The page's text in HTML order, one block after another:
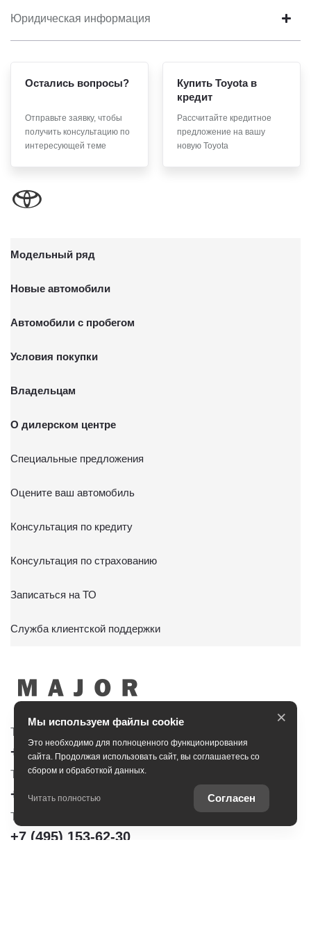
Юридическая информация
Остались вопросы?
Отправьте заявку, чтобы
получить консультацию по
интересующей теме
Купить Toyota в
кредит
Рассчитайте кредитное
предложение на вашу
новую Toyota
Модельный ряд
Новые автомобили
Автомобили с пробегом
Условия покупки
Владельцам
О дилерском центре
Специальные предложения
Оцените ваш автомобиль
Консультация по кредиту
Консультация по страхованию
Записаться на ТО
Служба клиентской поддержки
Тойота Центр Сити
+7 (495) 153-30-44 +7 (495) 153-54-65
Тойота Центр Сокольники
+7 (495) 172-04-83
Тойота Центр Шереметьево
+7 (495) 153-62-30
Мы используем файлы cookie
Это необходимо для полноценного функционирования
сайта. Продолжая использовать сайт, вы соглашаетесь со
сбором и обработкой данных.
Читать полностью Согласен
×